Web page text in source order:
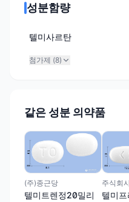
성분함량
텔미사르탄
첨가제 (8)
같은 성분 의약품
(주)종근당
텔미트렌정20밀리
주식회
텔미